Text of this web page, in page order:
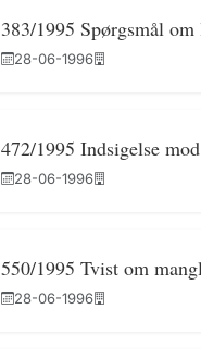
383/1995 Spørgsmål
28-06-1996
472/1995 Indsigelse
28-06-1996
550/1995 Tvist om
28-06-1996